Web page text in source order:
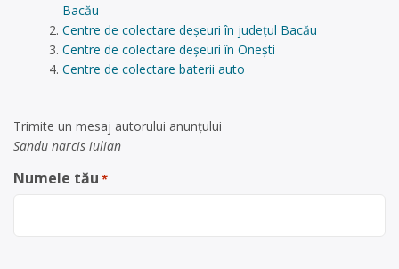
Bacău
Centre de colectare deșeuri în județul Bacău
Centre de colectare deșeuri în Onești
Centre de colectare baterii auto
Trimite un mesaj autorului anunţului
Sandu narcis iulian
Numele tău *